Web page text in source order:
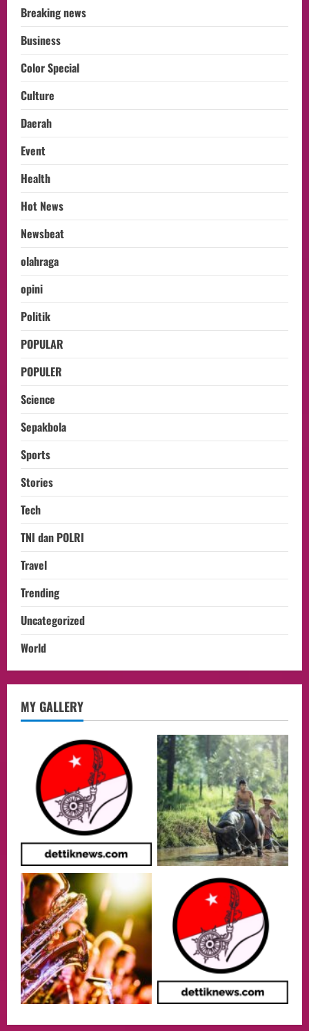
Breaking news
Business
Color Special
Culture
Daerah
Event
Health
Hot News
Newsbeat
olahraga
opini
Politik
POPULAR
POPULER
Science
Sepakbola
Sports
Stories
Tech
TNI dan POLRI
Travel
Trending
Uncategorized
World
MY GALLERY
lembaga investor, Berorientasi Untuk
Meningkatkan SDM
05/08/2026
3
Health
Aliyuddin: Anak Indonesia di Luar Negeri
Harus Berprestasi, Berkarakter, dan
Menjaga Nama Baik Bangsa
05/08/2026
4
Putusan Diundur Lagi, Pernyataan
Hakim pada Sidang Sebelumnya Jadi
Sorotan
05/08/2026
Politik
Presiden Prabowo dan PM Thailand
Sepakat Perkuat Stabilitas ketahan